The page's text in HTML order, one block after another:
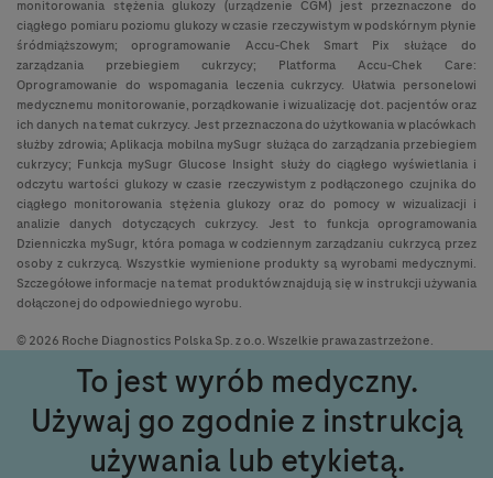
monitorowania stężenia glukozy (urządzenie CGM) jest przeznaczone do
ciągłego pomiaru poziomu glukozy w czasie rzeczywistym w podskórnym płynie
śródmiąższowym; oprogramowanie Accu-Chek Smart Pix służące do
zarządzania przebiegiem cukrzycy; Platforma Accu-Chek Care:
Oprogramowanie do wspomagania leczenia cukrzycy. Ułatwia personelowi
medycznemu monitorowanie, porządkowanie i wizualizację dot. pacjentów oraz
ich danych na temat cukrzycy. Jest przeznaczona do użytkowania w placówkach
służby zdrowia; Aplikacja mobilna mySugr służąca do zarządzania przebiegiem
cukrzycy; Funkcja mySugr Glucose Insight służy do ciągłego wyświetlania i
odczytu wartości glukozy w czasie rzeczywistym z podłączonego czujnika do
ciągłego monitorowania stężenia glukozy oraz do pomocy w wizualizacji i
analizie danych dotyczących cukrzycy. Jest to funkcja oprogramowania
Dzienniczka mySugr, która pomaga w codziennym zarządzaniu cukrzycą przez
osoby z cukrzycą. Wszystkie wymienione produkty są wyrobami medycznymi.
Szczegółowe informacje na temat produktów znajdują się w instrukcji używania
dołączonej do odpowiedniego wyrobu.
© 2026 Roche Diagnostics Polska Sp. z o.o. Wszelkie prawa zastrzeżone.
To jest wyrób medyczny.
Używaj go zgodnie z instrukcją
używania lub etykietą.